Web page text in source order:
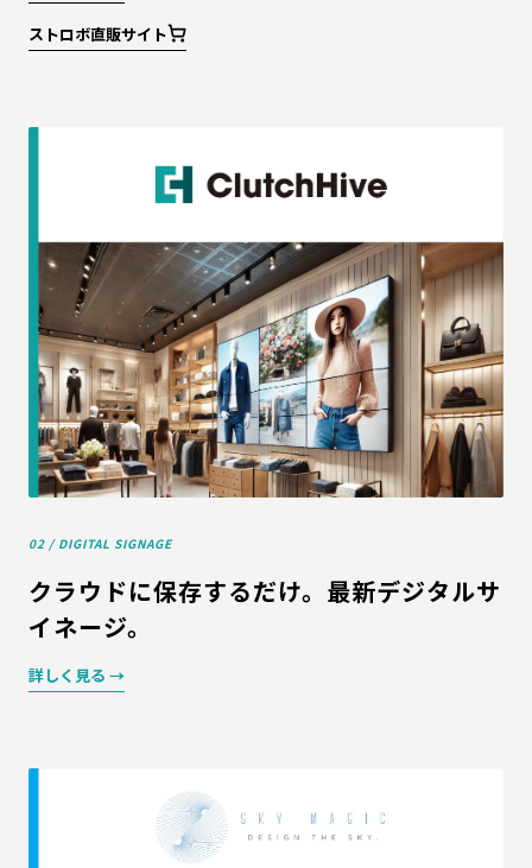
ストロボ直販サイト
02 / DIGITAL SIGNAGE
クラウドに保存するだけ。最新デジタルサ
イネージ。
詳しく見る →